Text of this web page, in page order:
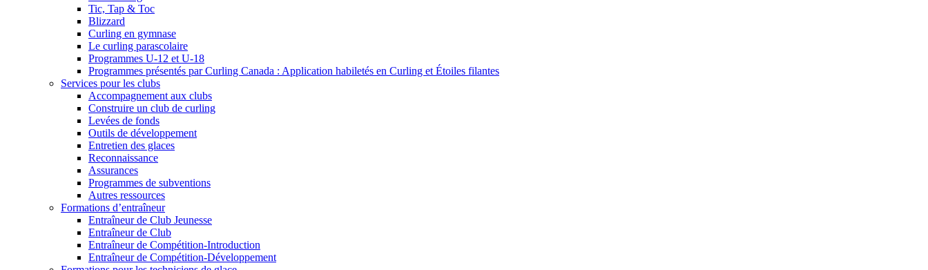
Tic, Tap & Toc
Blizzard
Curling en gymnase
Le curling parascolaire
Programmes U-12 et U-18
Programmes présentés par Curling Canada : Application habiletés en Curling et Étoiles filantes
Services pour les clubs
Accompagnement aux clubs
Construire un club de curling
Levées de fonds
Outils de développement
Entretien des glaces
Reconnaissance
Assurances
Programmes de subventions
Autres ressources
Formations d’entraîneur
Entraîneur de Club Jeunesse
Entraîneur de Club
Entraîneur de Compétition-Introduction
Entraîneur de Compétition-Développement